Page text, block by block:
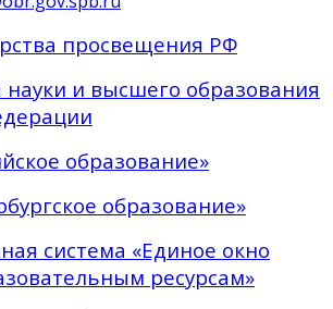
просвещения РФ
и высшего образования
образование»
образование»
система «Единое окно
ресурсам»